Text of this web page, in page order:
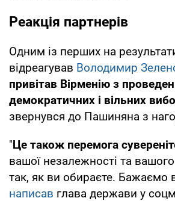
Реакція партнерів
Одним із перших на
відреагував Володимир
привітав Вірменію з
демократичних і вільних
звернувся до Пашиняна з
"Це також перемога
вашої незалежності та
так, як ви обираєте. Бажаємо
написав глава держави у